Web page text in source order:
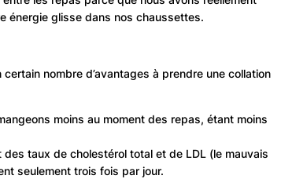
énergie glisse dans nos chaussettes.
nombre d’avantages à prendre une collation
moins au moment des repas, étant moins
taux de cholestérol total et de LDL (le mauvais
seulement trois fois par jour.